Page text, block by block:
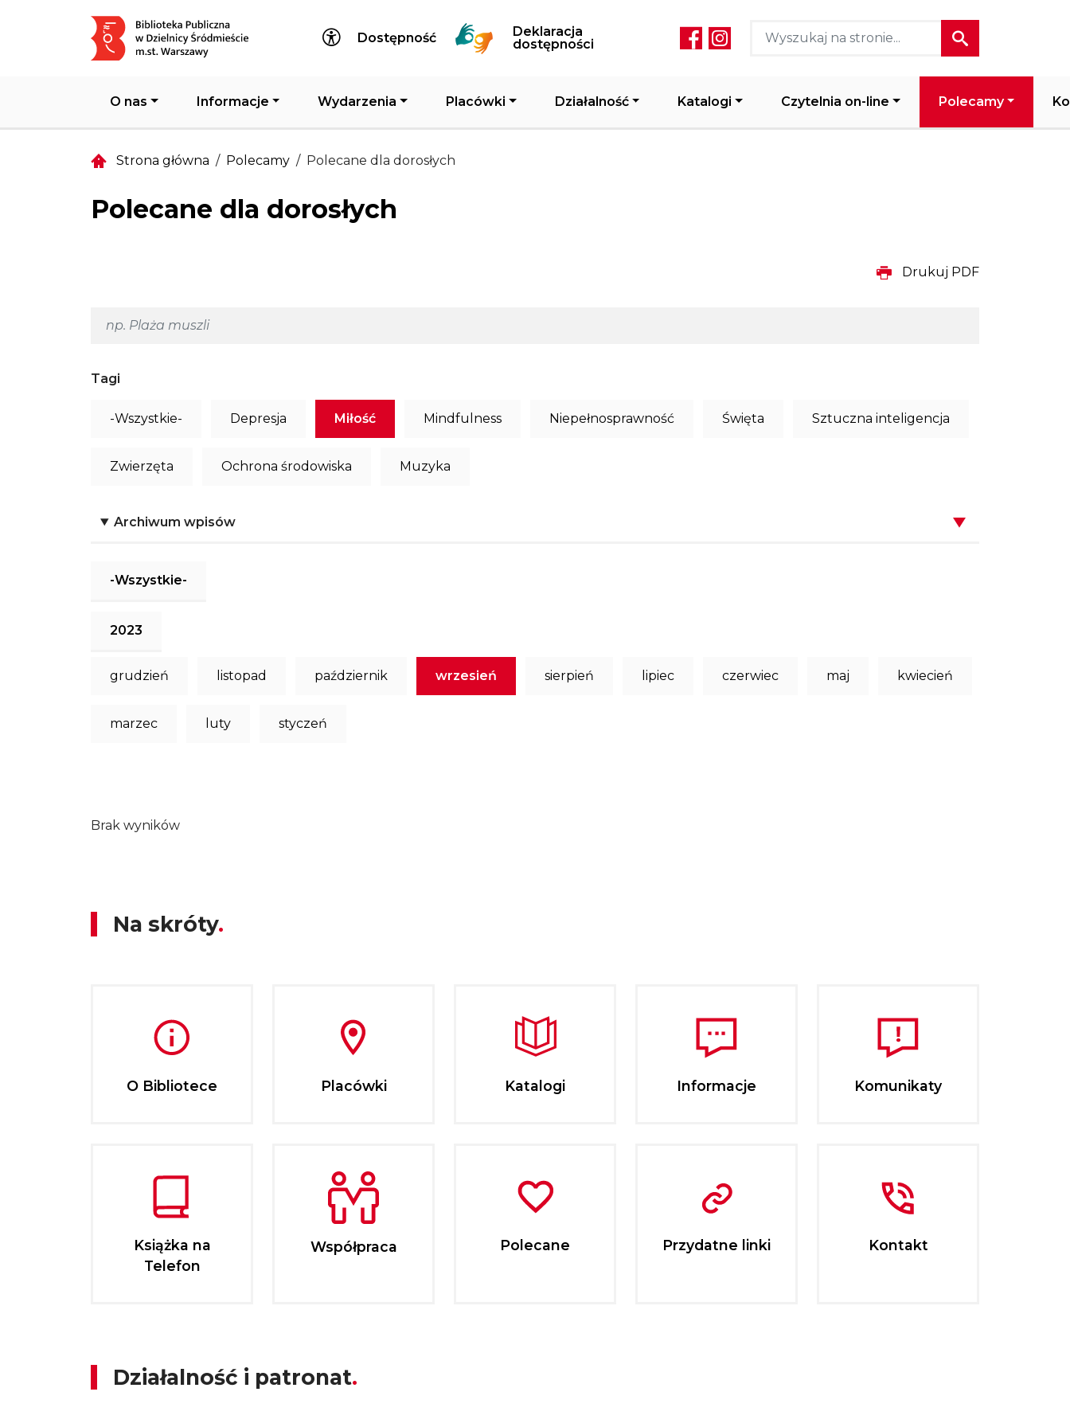
Dostępność
Deklaracja
dostępności
Social media header
O nas Informacje Wydarzenia Placówki Działalność Katalogi Czytelnia on-line Polecamy
Strona główna Polecamy Polecane dla dorosłych
Polecane dla dorosłych
Drukuj PDF
Tagi
-Wszystkie- Depresja Miłość Mindfulness Niepełnosprawność Święta Sztuczna inteligencja
Zwierzęta Ochrona środowiska Muzyka
Archiwum wpisów
-Wszystkie-
2023
grudzień listopad październik wrzesień sierpień lipiec czerwiec maj kwiecień
marzec luty styczeń
Brak wyników
Na skróty
O Bibliotece Placówki Katalogi Informacje Komunikaty
Książka na
Telefon
Współpraca Polecane Przydatne linki Kontakt
Działalność i patronat